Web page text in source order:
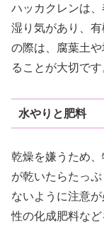
ハッカクレンは、
湿り気があり、
の際は、腐葉土
ることが大切です
水やりと肥料
乾燥を嫌うため
が乾いたらたっ
ないように注意
性の化成肥料など